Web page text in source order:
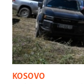
KOSOVO